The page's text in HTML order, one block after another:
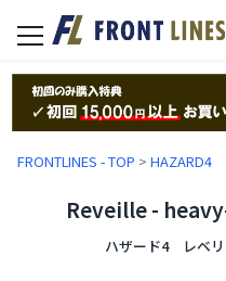
toggle
navigation
FRONTLINES - TOP > HAZARD4
Reveille -
ハザード4 レベ